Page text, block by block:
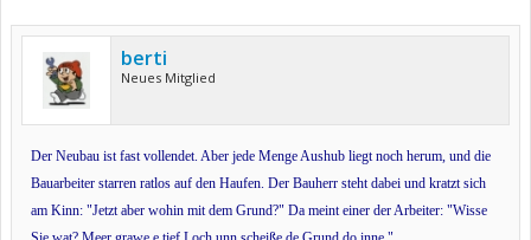
berti
Neues Mitglied
Der Neubau ist fast vollendet. Aber jede Menge Aushub liegt noch herum, und die
Bauarbeiter starren ratlos auf den Haufen. Der Bauherr steht dabei und kratzt sich
am Kinn: "Jetzt aber wohin mit dem Grund?" Da meint einer der Arbeiter: "Wisse